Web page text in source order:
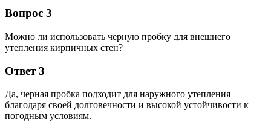
Вопрос 3
Можно ли использовать черную пробку для внешнего
утепления кирпичных стен?
Ответ 3
Да, черная пробка подходит для наружного утепления
благодаря своей долговечности и высокой устойчивости к
погодным условиям.